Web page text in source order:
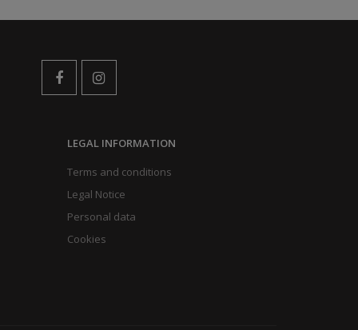
LEGAL INFORMATION
Terms and conditions
Legal Notice
Personal data
Cookies